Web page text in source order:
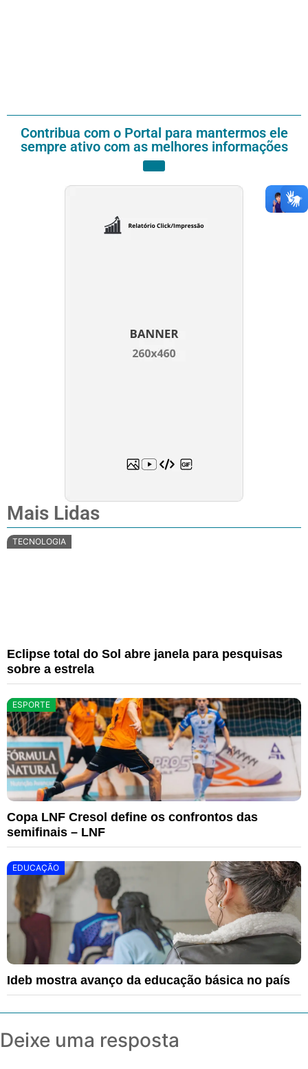
Contribua com o Portal para mantermos ele
sempre ativo com as melhores informações
Mais Lidas
TECNOLOGIA
Eclipse total do Sol abre janela para pesquisas
sobre a estrela
ESPORTE
Copa LNF Cresol define os confrontos das
semifinais – LNF
EDUCAÇÃO
Ideb mostra avanço da educação básica no país
Deixe uma resposta